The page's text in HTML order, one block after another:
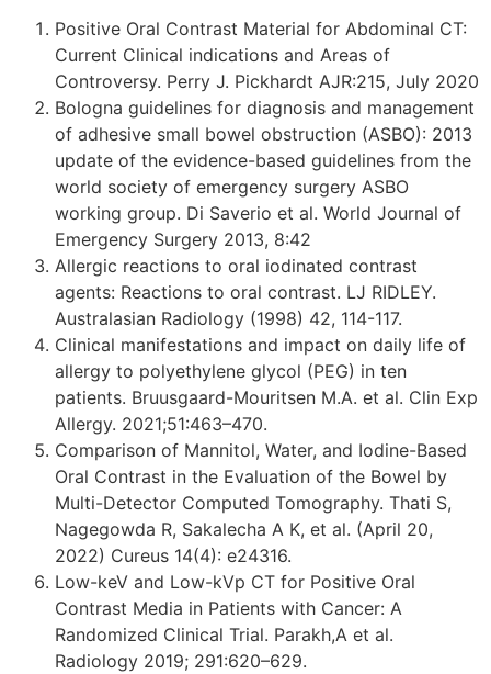
Positive Oral Contrast Material for Abdominal CT:
Current Clinical indications and Areas of
Controversy. Perry J. Pickhardt AJR:215, July 2020
Bologna guidelines for diagnosis and management
of adhesive small bowel obstruction (ASBO): 2013
update of the evidence-based guidelines from the
world society of emergency surgery ASBO
working group. Di Saverio et al. World Journal of
Emergency Surgery 2013, 8:42
Allergic reactions to oral iodinated contrast
agents: Reactions to oral contrast. LJ RIDLEY.
Australasian Radiology (1998) 42, 114-117.
Clinical manifestations and impact on daily life of
allergy to polyethylene glycol (PEG) in ten
patients. Bruusgaard-Mouritsen M.A. et al. Clin Exp
Allergy. 2021;51:463–470.
Comparison of Mannitol, Water, and Iodine-Based
Oral Contrast in the Evaluation of the Bowel by
Multi-Detector Computed Tomography. Thati S,
Nagegowda R, Sakalecha A K, et al. (April 20,
2022) Cureus 14(4): e24316.
Low-keV and Low-kVp CT for Positive Oral
Contrast Media in Patients with Cancer: A
Randomized Clinical Trial. Parakh,A et al.
Radiology 2019; 291:620–629.